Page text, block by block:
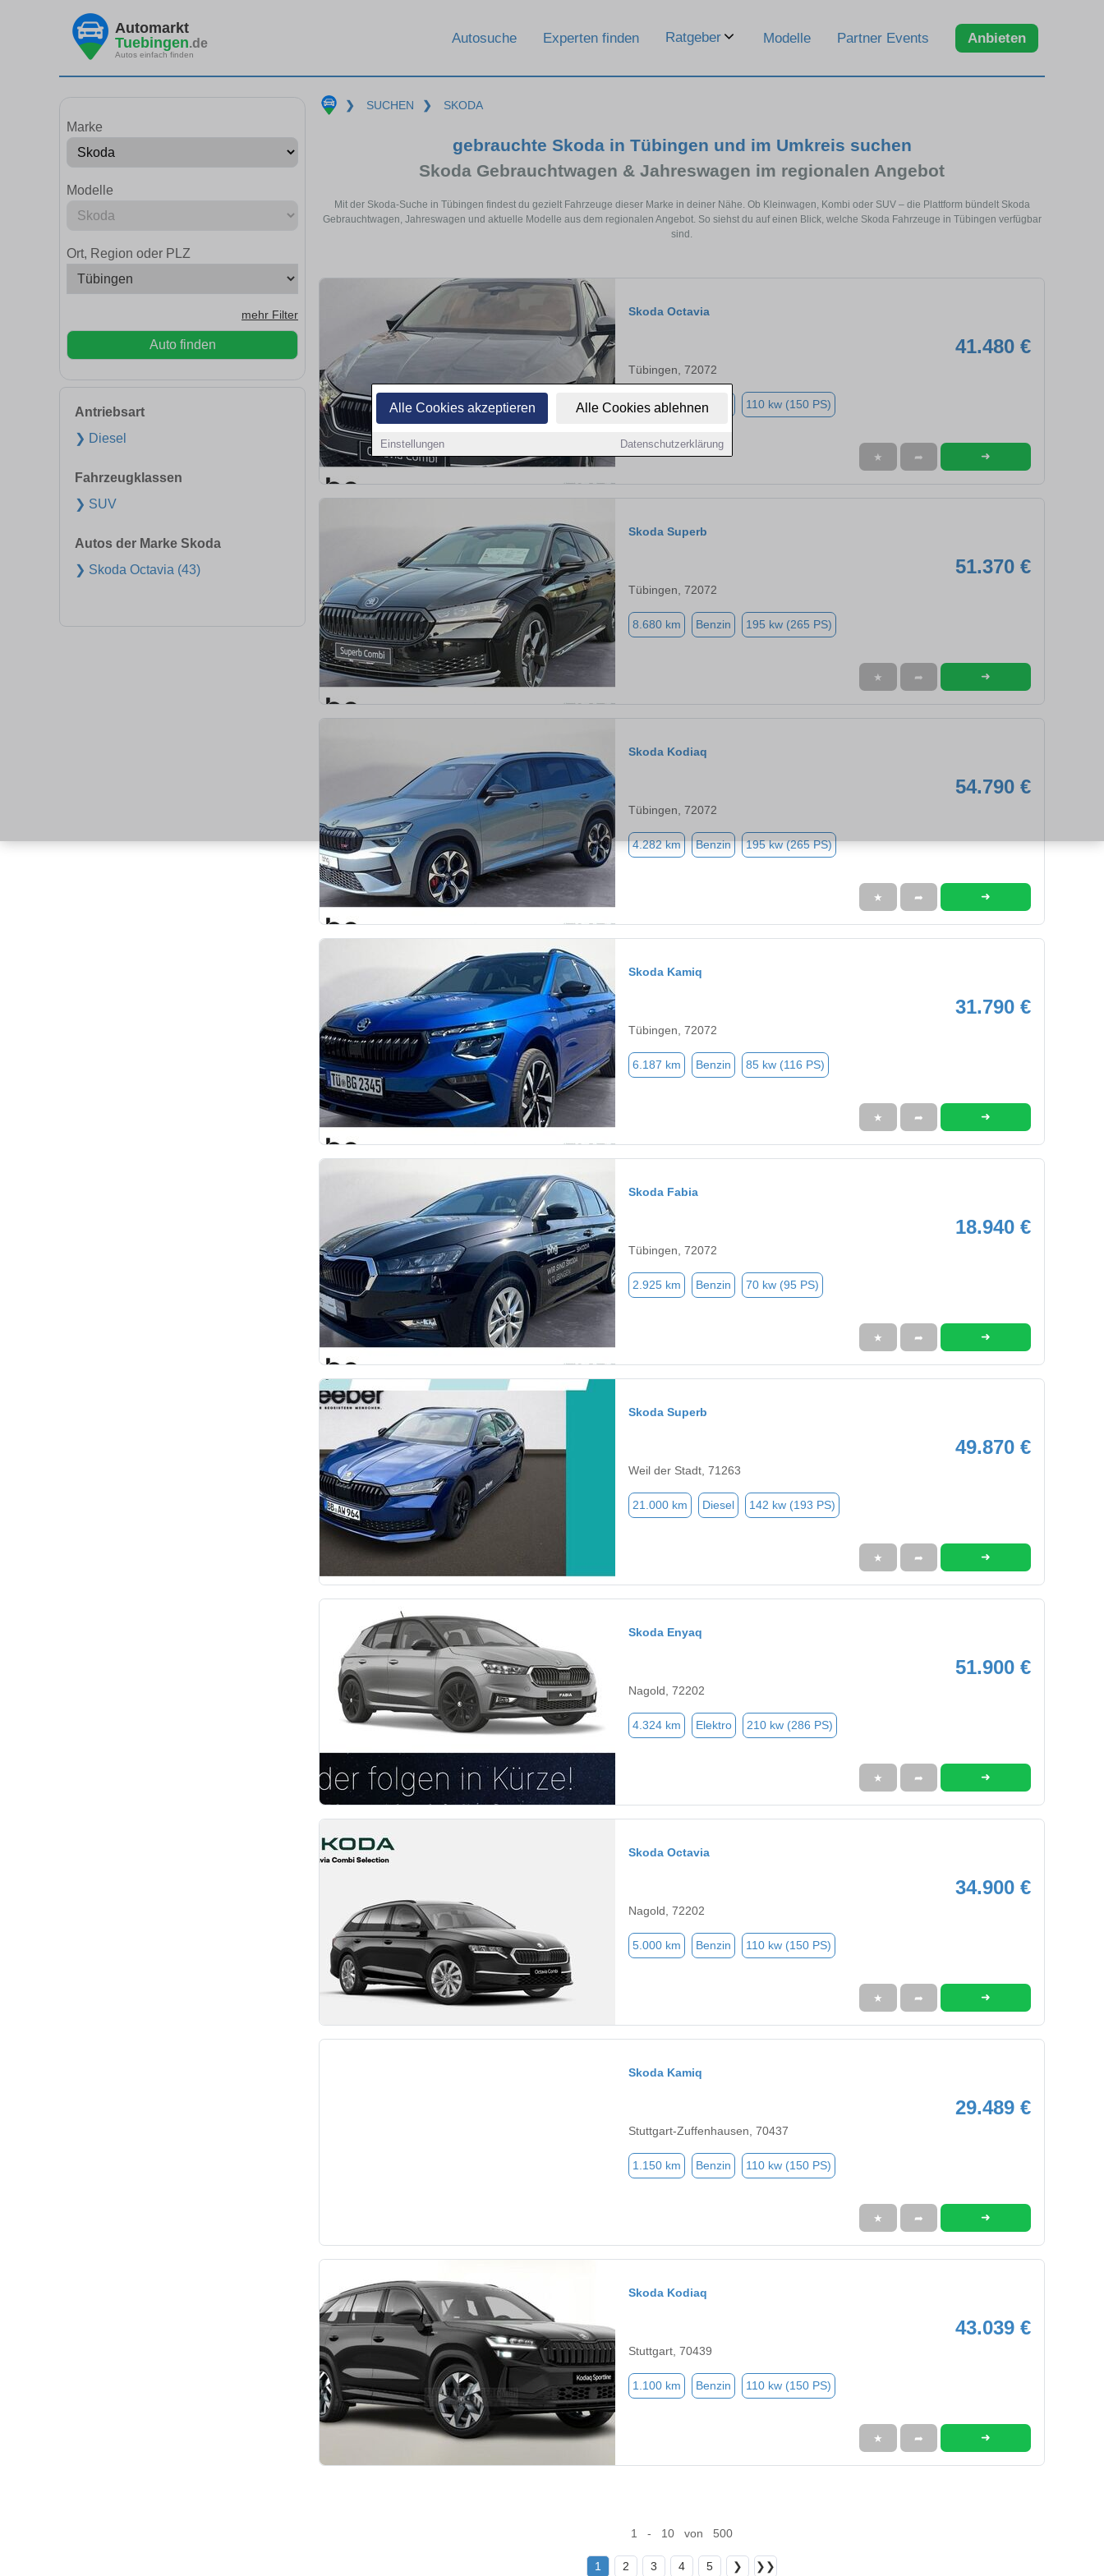
Alle Cookies akzeptieren Alle Cookies ablehnen
Einstellungen Datenschutzerklärung
Automarkt
Tuebingen.de
Autos einfach finden
Autosuche Experten finden Ratgeber Modelle Partner Events Anbieten
Marke
Modelle
Ort, Region oder PLZ
mehr Filter
Auto finden
Antriebsart
❯ Diesel
Fahrzeugklassen
❯ SUV
Autos der Marke Skoda
❯ Skoda Octavia (43)
❯ SUCHEN ❯ SKODA
gebrauchte Skoda in Tübingen und im Umkreis suchen
Skoda Gebrauchtwagen & Jahreswagen im regionalen Angebot
Mit der Skoda-Suche in Tübingen findest du gezielt Fahrzeuge dieser Marke in deiner Nähe. Ob Kleinwagen, Kombi oder SUV – die Plattform bündelt Skoda
Gebrauchtwagen, Jahreswagen und aktuelle Modelle aus dem regionalen Angebot. So siehst du auf einen Blick, welche Skoda Fahrzeuge in Tübingen verfügbar
sind.
Skoda Octavia
41.480 €
Tübingen, 72072
2.500 km Benzin 110 kw (150 PS)
★ ➦ ➜
Skoda Superb
51.370 €
Tübingen, 72072
8.680 km Benzin 195 kw (265 PS)
★ ➦ ➜
Skoda Kodiaq
54.790 €
Tübingen, 72072
4.282 km Benzin 195 kw (265 PS)
★ ➦ ➜
Skoda Kamiq
31.790 €
Tübingen, 72072
6.187 km Benzin 85 kw (116 PS)
★ ➦ ➜
Skoda Fabia
18.940 €
Tübingen, 72072
2.925 km Benzin 70 kw (95 PS)
★ ➦ ➜
Skoda Superb
49.870 €
Weil der Stadt, 71263
21.000 km Diesel 142 kw (193 PS)
★ ➦ ➜
Skoda Enyaq
51.900 €
Nagold, 72202
4.324 km Elektro 210 kw (286 PS)
★ ➦ ➜
Skoda Octavia
34.900 €
Nagold, 72202
5.000 km Benzin 110 kw (150 PS)
★ ➦ ➜
Skoda Kamiq
29.489 €
Stuttgart-Zuffenhausen, 70437
1.150 km Benzin 110 kw (150 PS)
★ ➦ ➜
Skoda Kodiaq
43.039 €
Stuttgart, 70439
1.100 km Benzin 110 kw (150 PS)
★ ➦ ➜
1 - 10 von 500
1 2 3 4 5 ❯ ❯❯